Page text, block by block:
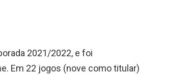
2021/2022, e foi
Em 22 jogos (nove como titular)